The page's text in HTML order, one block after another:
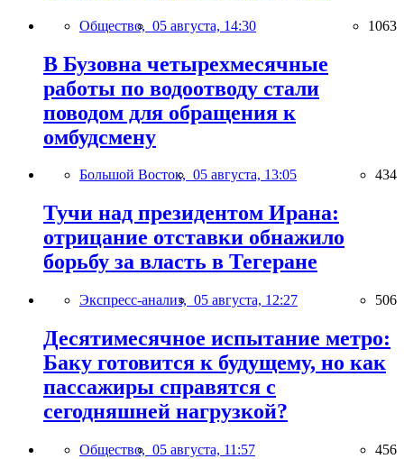
Общество, 05 августа, 14:30 1063
В Бузовна четырехмесячные
работы по водоотводу стали
поводом для обращения к
омбудсмену
Большой Восток, 05 августа, 13:05 434
Тучи над президентом Ирана:
отрицание отставки обнажило
борьбу за власть в Тегеране
Экспресс-анализ, 05 августа, 12:27 506
Десятимесячное испытание метро:
Баку готовится к будущему, но как
пассажиры справятся с
сегодняшней нагрузкой?
Общество, 05 августа, 11:57 456